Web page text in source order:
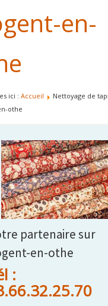
en-
ici : Accueil
Nettoyage de
othe
partenaire sur
en-othe
: